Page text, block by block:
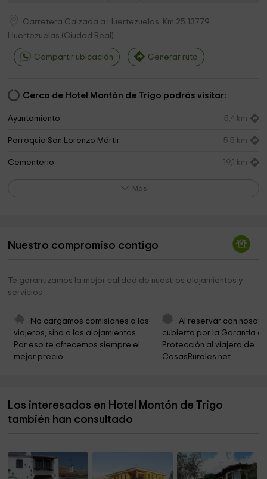
Carretera Calzada a Huertezuelas, Km.25
13779
Huertezuelas (Ciudad Real )
Compartir ubicación Generar ruta
Cerca de Hotel Montón de Trigo podrás visitar:
Ayuntamiento 5,4 km
Parroquia San Lorenzo Mártir 5,5 km
Cementerio 19,1 km
Más
Nuestro compromiso contigo
Te garantizamos la mejor calidad de nuestros alojamientos y
servicios
No cargamos comisiones a los
viajeros, sino a los alojamientos.
Por eso te ofrecemos siempre el
mejor precio.
Al reservar con
cubierto por la Garantía
Protección al viajero de
CasasRurales.net
Los interesados en Hotel Montón de Trigo
también han consultado